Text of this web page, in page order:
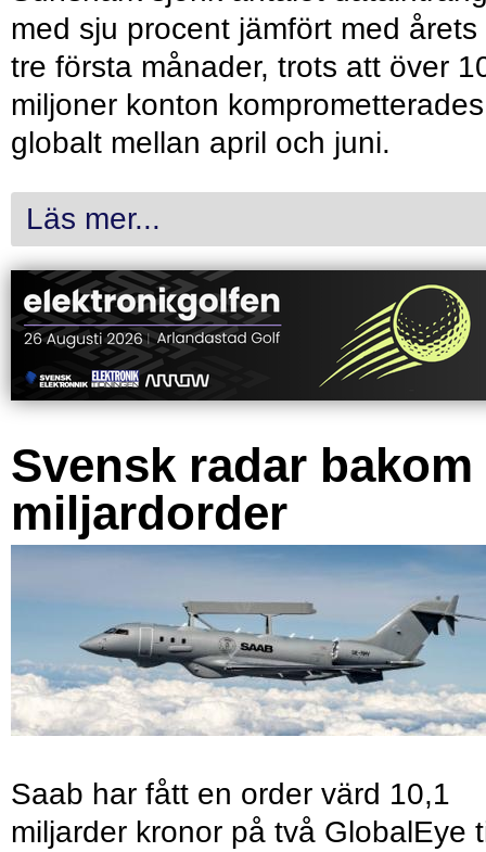
med sju procent jämfört med årets
tre första månader, trots att över
miljoner konton komprometterades
globalt mellan april och juni.
Läs mer...
Svensk radar bakom
miljardorder
Saab har fått en order värd 10,1
miljarder kronor på två GlobalEye